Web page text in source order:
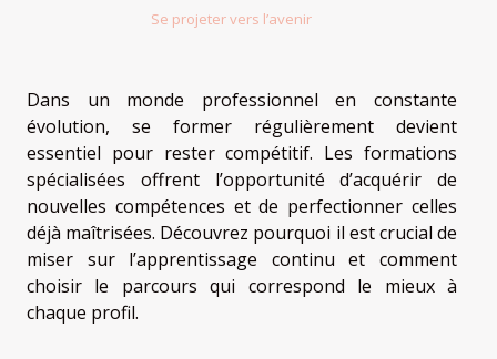
Se projeter vers l’avenir
Dans un monde professionnel en constante
évolution, se former régulièrement devient
essentiel pour rester compétitif. Les formations
spécialisées offrent l’opportunité d’acquérir de
nouvelles compétences et de perfectionner celles
déjà maîtrisées. Découvrez pourquoi il est crucial de
miser sur l’apprentissage continu et comment
choisir le parcours qui correspond le mieux à
chaque profil.